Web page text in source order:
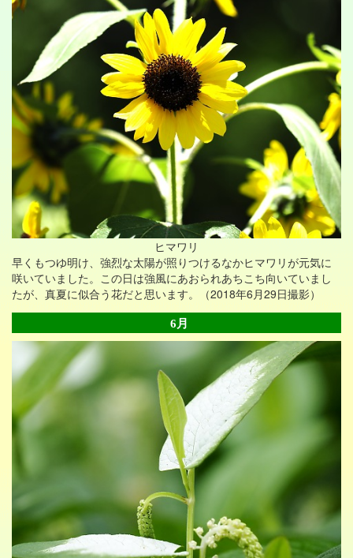
ヒマワリ
早くもつゆ明け、強烈な太陽が照りつけるなかヒマワリが元気に
咲いていました。この日は強風にあおられあちこち向いていまし
たが、真夏に似合う花だと思います。（2018年6月29日撮影）
6月